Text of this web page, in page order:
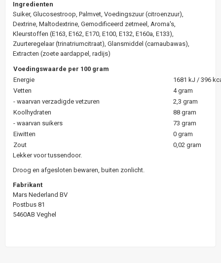
Ingredienten
Suiker, Glucosestroop, Palmvet, Voedingszuur (citroenzuur),
Dextrine, Maltodextrine, Gemodificeerd zetmeel, Aroma's,
Kleurstoffen (E163, E162, E170, E100, E132, E160a, E133),
Zuurteregelaar (trinatriumcitraat), Glansmiddel (carnaubawas),
Extracten (zoete aardappel, radijs)
Voedingswaarde per 100 gram
Energie
1681 kJ / 396
Vetten
4 gram
- waarvan verzadigde vetzuren
2,3 gram
Koolhydraten
88 gram
- waarvan suikers
73 gram
Eiwitten
0 gram
Zout
0,02 gram
Lekker voor tussendoor.
Droog en afgesloten bewaren, buiten zonlicht.
Fabrikant
Mars Nederland BV
Postbus 81
5460AB Veghel